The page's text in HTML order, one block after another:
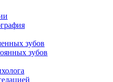
зубов
зубов